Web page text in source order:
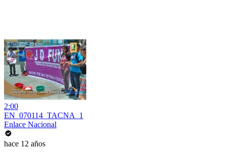
2:00
EN_070114_TACNA_1
Enlace Nacional
hace 12 años